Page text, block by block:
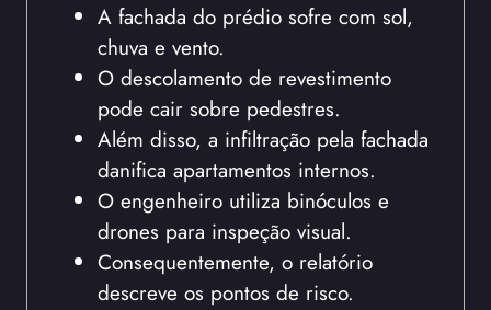
A fachada do prédio sofre com sol,
chuva e vento.
O descolamento de revestimento
pode cair sobre pedestres.
Além disso, a infiltração pela fachada
danifica apartamentos internos.
O engenheiro utiliza binóculos e
drones para inspeção visual.
Consequentemente, o relatório
descreve os pontos de risco.